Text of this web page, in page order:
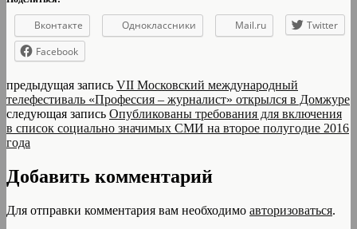
Вконтакте Одноклассники Mail.ru
Twitter
Facebook
предыдущая запись VII Московский международный
телефестиваль «Профессия – журналист» открылся в Домжуре
следующая запись Опубликованы требования для включения
в список социально значимых СМИ на второе полугодие 2016
года
Добавить комментарий
Для отправки комментария вам необходимо авторизоваться.